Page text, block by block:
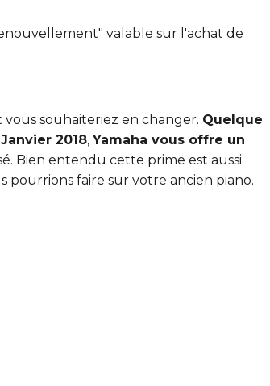
valable sur l'achat de
souhaiteriez en changer. Quelque
2018, Yamaha vous offre un
Bien entendu cette prime est aussi
faire sur votre ancien piano.